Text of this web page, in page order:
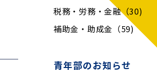
税務・労務・金融（30)
補助金・助成金（59)
青年部のお知らせ